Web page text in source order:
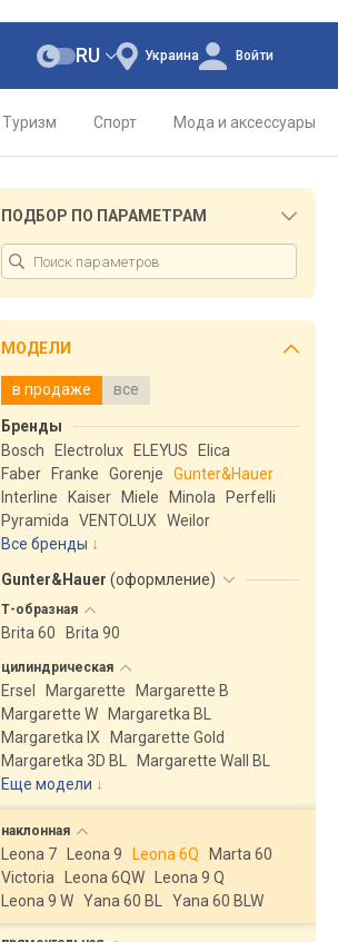
Украина
RU Войти
Туризм Спорт Мода и аксессуары
ПОДБОР ПО ПАРАМЕТРАМ
МОДЕЛИ
в продаже все
Бренды
Bosch
Electrolux ELEYUS
Elica
Faber
Franke Gorenje
Gunter&Hauer
Interline
Kaiser Miele Minola
Perfelli
Pyramida
VENTOLUX
Weilor
Все бренды
Gunter&Hauer (оформление)
Т-образная
Brita 60 Brita 90
цилиндрическая
Ersel Margarette
Margarette B
Margarette W
Margaretka BL
Margaretka IX
Margarette Gold
Margaretka 3D BL
Margarette Wall BL
Еще модели ↓
наклонная
Leona 7 Leona 9 Leona 6Q
Marta 60
Victoria
Leona 6QW
Leona 9 Q
Leona 9 W Yana 60 BL Yana 60 BLW